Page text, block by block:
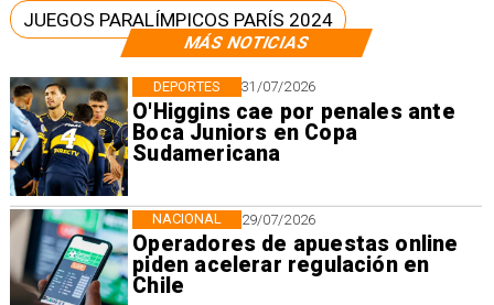
MÁS NOTICIAS
31/07/2026
O'Higgins cae por penales ante
Boca Juniors en Copa
Sudamericana
DEPORTES
29/07/2026
Operadores de apuestas online
piden acelerar regulación en
Chile
NACIONAL
JUEGOS PARALÍMPICOS PARÍS 2024